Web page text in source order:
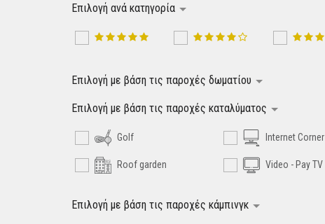
Επιλογή ανά κατηγορία
Επιλογή με βάση τις παροχές δωματίου
Επιλογή με βάση τις παροχές καταλύματος
Golf Internet Corner
Roof garden Video - Pay TV
Επιλογή με βάση τις παροχές κάμπινγκ